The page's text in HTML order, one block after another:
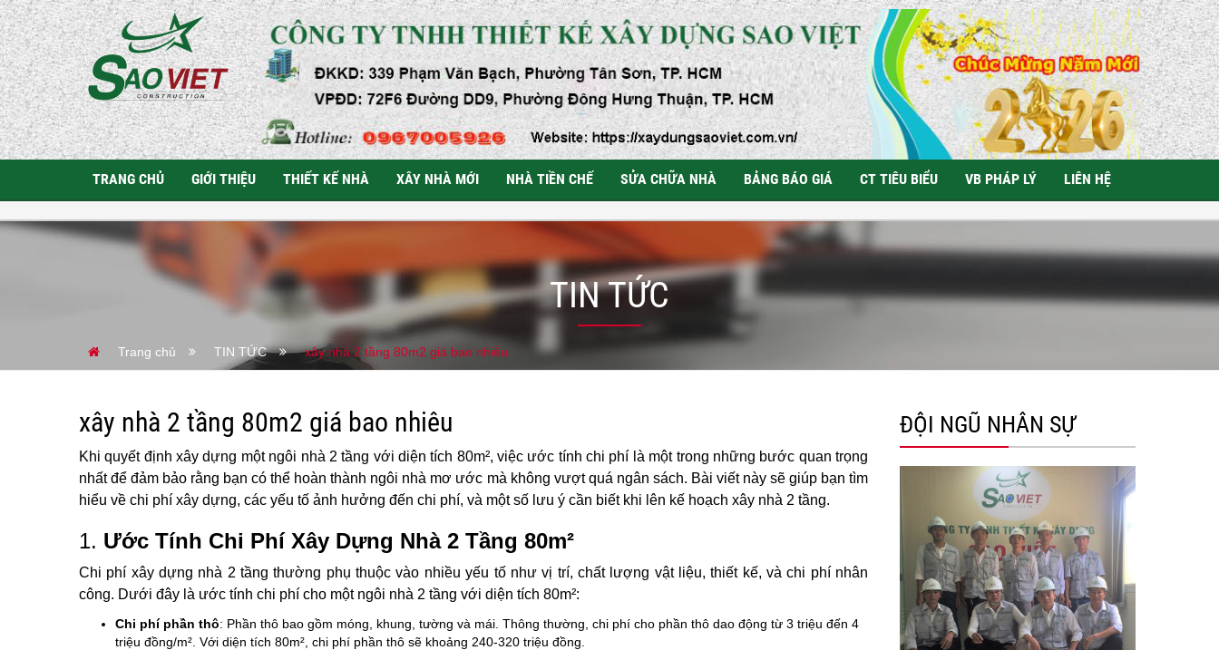
TRANG CHỦ GIỚI THIỆU THIẾT KẾ NHÀ XÂY NHÀ MỚI NHÀ TIỀN CHẾ SỬA CHỮA NHÀ BẢNG BÁO GIÁ CT TIÊU BIỂU VB PHÁP LÝ LIÊN HỆ
TIN TỨC
Trang chủ TIN TỨC xây nhà 2 tầng 80m2 giá bao nhiêu
xây nhà 2 tầng 80m2 giá bao nhiêu
Khi quyết định xây dựng một ngôi nhà 2 tầng với diện tích 80m², việc ước tính chi phí là một trong những bước quan trọng
nhất để đảm bảo rằng bạn có thể hoàn thành ngôi nhà mơ ước mà không vượt quá ngân sách. Bài viết này sẽ giúp bạn tìm
hiểu về chi phí xây dựng, các yếu tố ảnh hưởng đến chi phí, và một số lưu ý cần biết khi lên kế hoạch xây nhà 2 tầng.
1. Ước Tính Chi Phí Xây Dựng Nhà 2 Tầng 80m²
Chi phí xây dựng nhà 2 tầng thường phụ thuộc vào nhiều yếu tố như vị trí, chất lượng vật liệu, thiết kế, và chi phí nhân
công. Dưới đây là ước tính chi phí cho một ngôi nhà 2 tầng với diện tích 80m²:
Chi phí phần thô: Phần thô bao gồm móng, khung, tường và mái. Thông thường, chi phí cho phần thô dao động từ 3 triệu đến 4
triệu đồng/m². Với diện tích 80m², chi phí phần thô sẽ khoảng 240-320 triệu đồng.
ĐỘI NGŨ NHÂN SỰ